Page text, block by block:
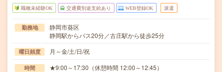
職種未経験OK 交通費別途支給あり WEB登録OK 派遣
勤務地
静岡市葵区
静岡駅からバス20分／古庄駅から徒歩25分
曜日頻度 月～金/土/日/祝
時間 ★9:00～17:30（休憩時間 12:00～12:45）